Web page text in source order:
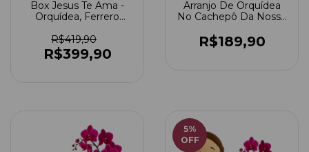
Box Jesus Te Ama -
Orquídea, Ferrero
Jesus
R$419,90
R$399,90
Arranjo De Orquídea
No Cachepô Da Nossa
R$189,90
5%
OFF